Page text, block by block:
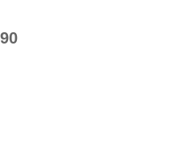
的产品解决方案可持续研发能力，形成了
、法院、纪委、海关、国安、教育等行业
方案；“以质量与服务赢得您对亚讯威视的
诚信为本，为用户提供一流的产品、一流